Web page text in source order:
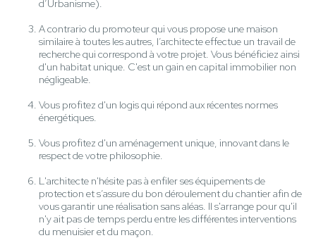
d’Urbanisme).
A contrario du promoteur qui vous propose une maison
similaire à toutes les autres, l’architecte effectue un travail de
recherche qui correspond à votre projet. Vous bénéficiez ainsi
d'un habitat unique. C'est un gain en capital immobilier non
négligeable.
Vous profitez d'un logis qui répond aux récentes normes
énergétiques.
Vous profitez d'un aménagement unique, innovant dans le
respect de votre philosophie.
L'architecte n'hésite pas à enfiler ses équipements de
protection et s’assure du bon déroulement du chantier afin de
vous garantir une réalisation sans aléas. Il s'arrange pour qu'il
n'y ait pas de temps perdu entre les différentes interventions
du menuisier et du maçon.